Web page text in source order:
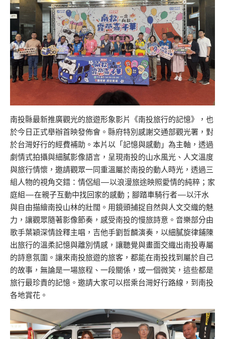
南投縣最新推廣觀光的旅遊形象影片《南投旅行的記憶》，也
於今日正式舉辦首映發佈會。縣府特別感謝交通部觀光署，對
於台灣好行的經費補助。本片以「記憶與感動」為主軸，透過
劇情式拍攝與細膩影像語言，呈現南投的山水風光、人文溫度
與旅行情懷，邀請觀眾一同重溫屬於南投的動人時光，透過三
組人物的視角交錯：情侶組—以浪漫旅途映照愛情的純粹；家
庭組—在親子互動中找回家的感動；腳踏車騎行者—以汗水
與自由描繪南投山林的壯闊。用鏡頭捕捉自然與人文交織的魅
力，讓觀眾隨著影像節奏，感受南投的慢旅詩意。音樂部分由
歌手葉穎深情詮釋主唱，吉他手劉哲麟演奏，以細膩旋律鋪陳
出旅行的溫柔記憶與離別情感，讓聽覺與畫面交織出南投專屬
的詩意氛圍。讓來南投旅遊的旅客，都能在南投找到屬於自己
的故事，無論是一場旅程、一段關係，或一個微笑，這些都是
旅行最珍貴的記憶。邀請大家可以搭乘台灣好行路線，到南投
各地賞花。